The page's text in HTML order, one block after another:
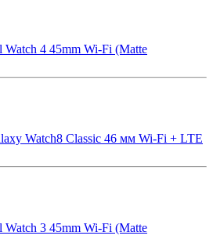
4 45mm Wi-Fi (Matte
Watch8 Classic 46 мм Wi-Fi + LTE
3 45mm Wi-Fi (Matte